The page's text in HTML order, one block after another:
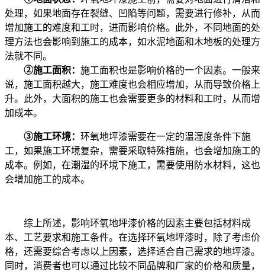
处理，如果地面存在裂缝、凹陷等问题，需要进行修补，从而
增加施工的难度和工时，进而影响价格。此外，不同地面的处
理方法也会影响到施工的成本，如水泥地面和木地板的处理方
法就不同。
②施工面积： 施工面积也是影响价格的一个因素。一般来
说，施工面积越大，施工难度也会相应增加，从而导致价格上
升。此外，大面积的施工也会需要更多的材料和工时，从而增
加成本。
③施工环境： 环氧地坪漆需要在一定的温湿度条件下施
工，如果施工环境复杂，需要采取特殊措施，也会增加施工的
成本。例如，在潮湿的环境下施工，需要使用防水材料，这也
会增加施工的成本。
综上所述，影响环氧地坪漆价格的因素主要包括材料成
本、工艺要求和施工条件。在选择环氧地坪漆时，除了考虑价
格，还需要综合考虑以上因素，选择适合自己需求的地坪漆。
同时，消费者也可以通过比较不同品牌和厂家的价格和质量，